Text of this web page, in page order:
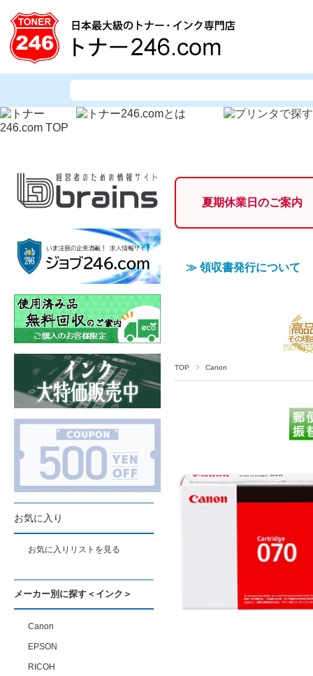
夏期休業日のご案内
≫ 領収書発行について
TOP Canon
お気に入り
お気に入りリストを見る
メーカー別に探す＜インク＞
Canon
EPSON
RICOH